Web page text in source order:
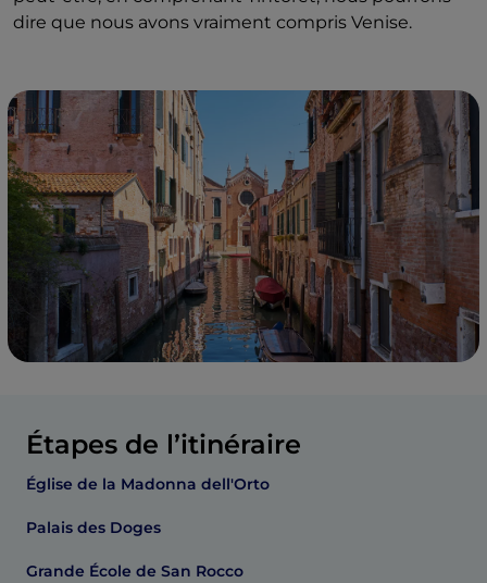
dire que nous avons vraiment compris Venise.
Étapes de l’itinéraire
Église de la Madonna dell'Orto
Palais des Doges
Grande École de San Rocco